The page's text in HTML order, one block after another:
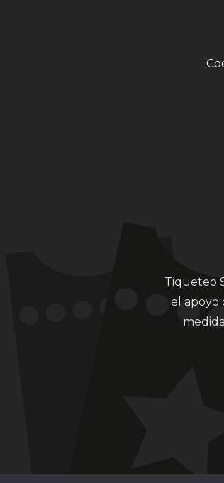
Tiqueteo
el apoyo